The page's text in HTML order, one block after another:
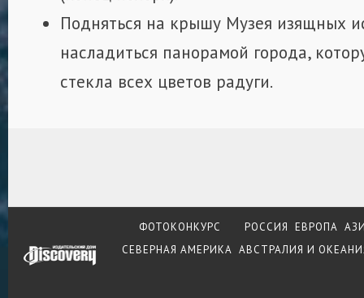
Подняться на крышу Музея изящных
насладиться панорамой города,
стекла всех цветов радуги.
ФОТОКОНКУРС РОССИЯ ЕВРОПА
СЕВЕРНАЯ АМЕРИКА АВСТРАЛИЯ И